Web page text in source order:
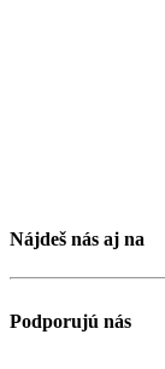
Nájdeš nás aj na
Podporujú nás